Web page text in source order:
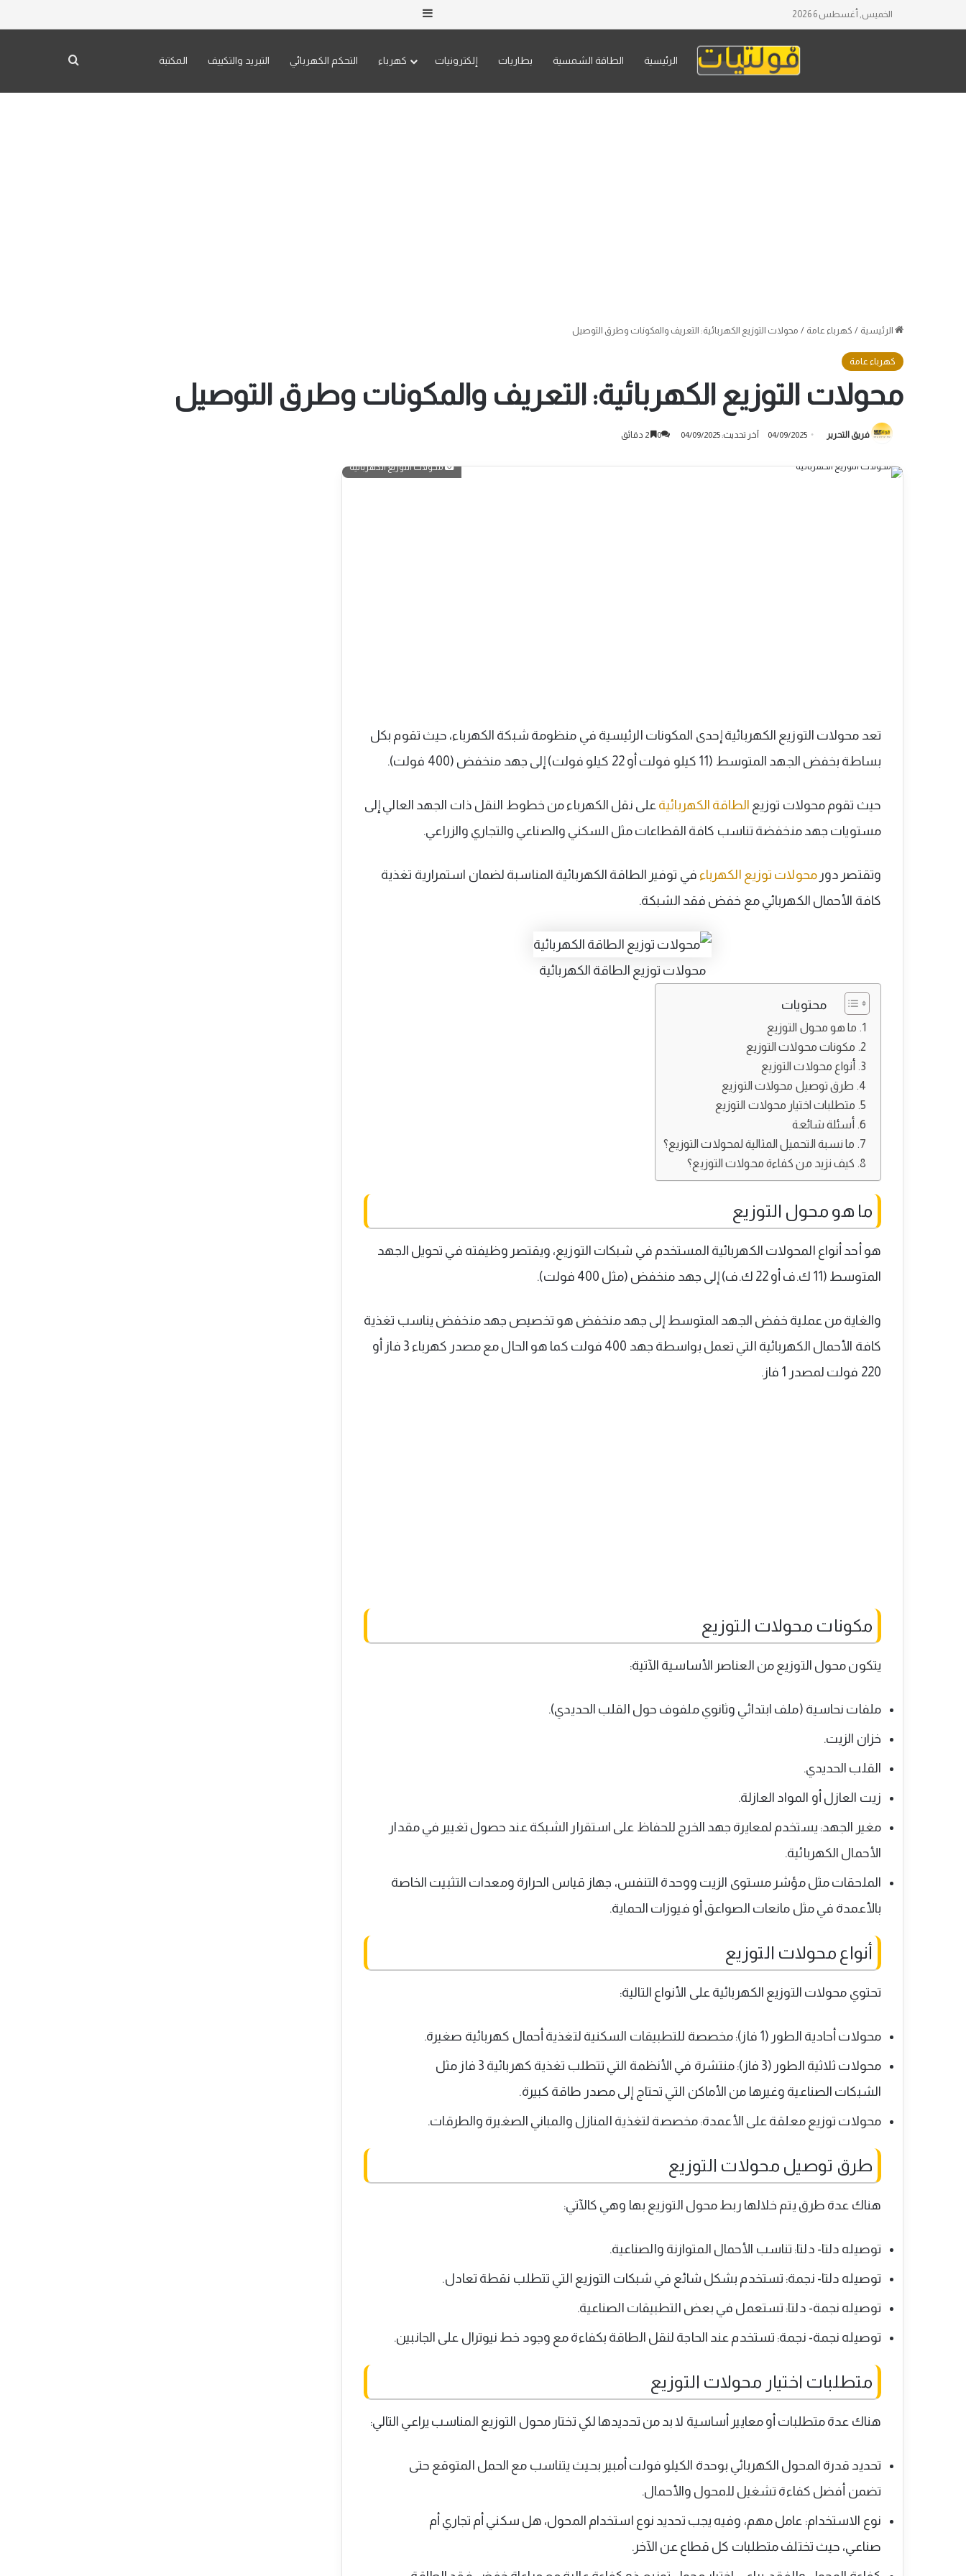
الخميس, أغسطس 6 2026 إضافة عمود جانبي
الرئيسية الطاقة الشمسية بطاريات إلكترونيات كهرباء التحكم الكهربائي التبريد والتكييف المكتبة بحث عن
الرئيسية / كهرباء عامة / محولات التوزيع الكهربائية: التعريف والمكونات وطرق التوصيل
كهرباء عامة
محولات التوزيع الكهربائية: التعريف والمكونات وطرق التوصيل
فريق التحرير 04/09/2025 آخر تحديث: 04/09/2025 0
محولات التوزيع الكهربائية
تعد محولات التوزيع الكهربائية إحدى المكونات الرئيسية في منظومة شبكة الكهرباء، حيث تقوم بكل
بساطة بخفض الجهد المتوسط (11 كيلو فولت أو 22 كيلو فولت) إلى جهد منخفض (400 فولت).
حيث تقوم محولات توزيع الطاقة الكهربائية على نقل الكهرباء من خطوط النقل ذات الجهد العالي إلى
مستويات جهد منخفضة تناسب كافة القطاعات مثل السكني والصناعي والتجاري والزراعي.
وتقتصر دورمحولات توزيع الكهرباء في توفير الطاقة الكهربائية المناسبة لضمان استمرارية تغذية
كافة الأحمال الكهربائي مع خفض فقد الشبكة.
محولات توزيع الطاقة الكهربائية
محتويات
ما هو محول التوزيع
مكونات محولات التوزيع
أنواع محولات التوزيع
طرق توصيل محولات التوزيع
متطلبات اختيار محولات التوزيع
أسئلة شائعة
ما نسبة التحميل المثالية لمحولات التوزيع؟
كيف نزيد من كفاءة محولات التوزيع؟
ما هو محول التوزيع
هو أحد أنواع المحولات الكهربائية المستخدم في شبكات التوزيع، ويقتصر وظيفته في تحويل الجهد
المتوسط (11 ك.ف أو 22 ك.ف) إلى جهد منخفض (مثل 400 فولت).
والغاية من عملية خفض الجهد المتوسط إلى جهد منخفض هو تخصيص جهد منخفض يناسب تغذية
كافة الأحمال الكهربائية التي تعمل بواسطة جهد 400 فولت كما هو الحال مع مصدر كهرباء 3 فاز أو
220 فولت لمصدر 1 فاز.
مكونات محولات التوزيع
يتكون محول التوزيع من العناصر الأساسية الآتية:
ملفات نحاسية (ملف ابتدائي وثانوي ملفوف حول القلب الحديدي).
خزان الزيت.
القلب الحديدي.
زيت العازل أو المواد العازلة.
مغير الجهد: يستخدم لمعايرة جهد الخرج للحفاظ على استقرار الشبكة عند حصول تغيير في مقدار
الأحمال الكهربائية.
الملحقات مثل مؤشر مستوى الزيت ووحدة التنفس، جهاز قياس الحرارة ومعدات التثبيت الخاصة
بالأعمدة في مثل مانعات الصواعق أو فيوزات الحماية.
أنواع محولات التوزيع
تحتوي محولات التوزيع الكهربائية على الأنواع التالية:
محولات أحادية الطور (1 فاز): مخصصة للتطبيقات السكنية لتغذية أحمال كهربائية صغيرة.
محولات ثلاثية الطور (3 فاز): منتشرة في الأنظمة التي تتطلب تغذية كهربائية 3 فاز مثل
الشبكات الصناعية وغيرها من الأماكن التي تحتاج إلى مصدر طاقة كبيرة.
محولات توزيع معلقة على الأعمدة: مخصصة لتغذية المنازل والمباني الصغيرة والطرقات.
طرق توصيل محولات التوزيع
هناك عدة طرق يتم خلالها ربط محول التوزيع بها وهي كالآتي:
توصيله دلتا- دلتا: تناسب الأحمال المتوازنة والصناعية.
توصيله دلتا- نجمة: تستخدم بشكل شائع في شبكات التوزيع التي تتطلب نقطة تعادل.
توصيله نجمة- دلتا: تستعمل في بعض التطبيقات الصناعية.
توصيله نجمة- نجمة: تستخدم عند الحاجة لنقل الطاقة بكفاءة مع وجود خط نيوترال على الجانبين.
متطلبات اختيار محولات التوزيع
هناك عدة متطلبات أو معايير أساسية لا بد من تحديدها لكي تختار محول التوزيع المناسب يراعي التالي:
تحديد قدرة المحول الكهربائي بوحدة الكيلو فولت أمبير بحيث يتناسب مع الحمل المتوقع حتى
تضمن أفضل كفاءة تشغيل للمحول والأحمال.
نوع الاستخدام: عامل مهم، وفيه يجب تحديد نوع استخدام المحول، هل سكني أم تجاري أم
صناعي، حيث تختلف متطلبات كل قطاع عن الآخر.